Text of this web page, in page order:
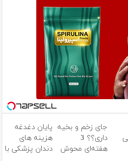
جای زخم و بخیه
داری؟؟ 3
هفته‌ای محوش
پایان دغدغه
هزینه های
دندان پزشکی با